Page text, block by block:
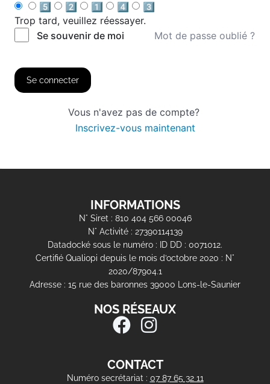
5️⃣
2️⃣ 1️⃣ 4️⃣
3️⃣
Trop tard, veuillez réessayer.
Se souvenir de moi
Mot de passe oublié ?
Se connecter
Vous n'avez pas de compte?
Inscrivez-vous maintenant
INFORMATIONS
N° Siret : 810 404 566 00046
N° Activité : 27390114139
Datadocké sous le numéro : ID DD : 0071012.
Certifié Qualiopi depuis le mois d’octobre 2020 : N°
2020/87904.1
Adresse : 15 rue des baronnes 39000 Lons-le-Saunier
NOS RÉSEAUX
CONTACT
Numéro secrétariat : 07 87 65 32 11